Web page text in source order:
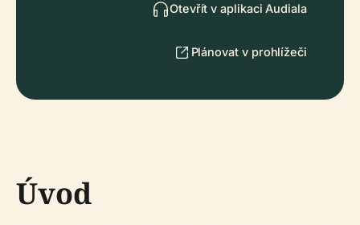
Otevřít v aplikaci Audiala
Plánovat v prohlížeči
Úvod